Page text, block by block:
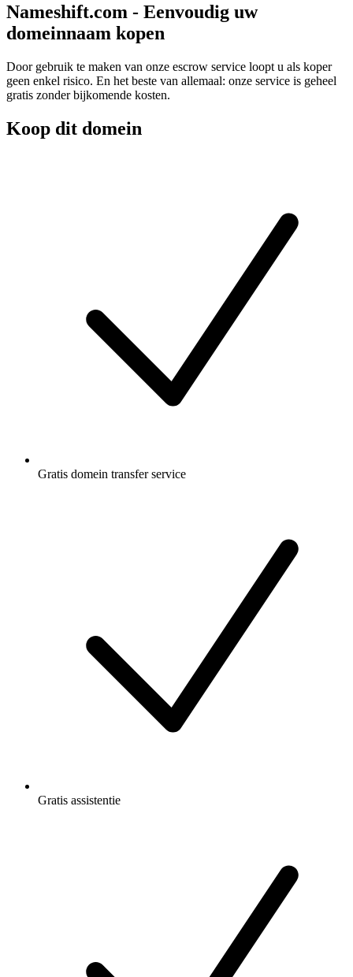
Nameshift.com - Eenvoudig uw
domeinnaam kopen
Door gebruik te maken van onze escrow service loopt u als koper
geen enkel risico. En het beste van allemaal: onze service is geheel
gratis zonder bijkomende kosten.
Koop dit domein
Gratis domein transfer service
Gratis assistentie